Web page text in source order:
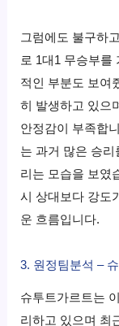
그럼에도 불구하
로 1대1 무승부를
적인 부분도 보여
히 발생하고 있으
안정감이 부족합
는 과거 많은 승
리는 모습을 보였
시 상대보다 강도
운 흐름입니다.
3. 원정팀분석 –
슈투트가르트는
리하고 있으며 최